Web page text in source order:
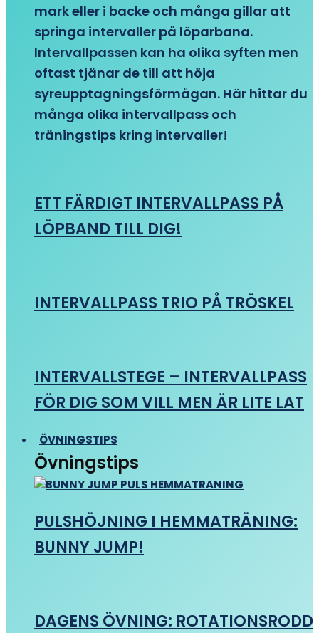
mark eller i backe och många gillar att
springa intervaller på löparbana.
Intervallpassen kan ha olika syften men
oftast tjänar de till att höja
syreupptagningsförmågan. Här hittar du
många olika intervallpass och
träningstips kring intervaller!
ETT FÄRDIGT INTERVALLPASS PÅ
LÖPBAND TILL DIG!
INTERVALLPASS TRIO PÅ TRÖSKEL
INTERVALLSTEGE – INTERVALLPASS
FÖR DIG SOM VILL MEN ÄR LITE LAT
ÖVNINGSTIPS
Övningstips
PULSHÖJNING I HEMMATRÄNING:
BUNNY JUMP!
DAGENS ÖVNING: ROTATIONSRODD